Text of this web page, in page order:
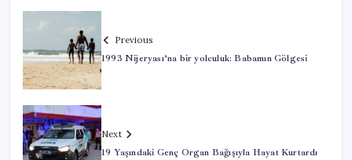
Previous
1993 Nijeryası’na bir yolculuk: Babamın Gölgesi
Next
19 Yaşındaki Genç Organ Bağışıyla Hayat Kurtardı